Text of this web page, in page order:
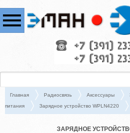
Главная Радиосвязь Аксессуары
питания
Зарядное устройство WPLN4220
ЗАРЯДНОЕ